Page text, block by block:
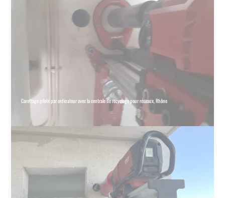
Carottage piloté par ordinateur avec la centrale de recyclage pour réseaux, Rhône